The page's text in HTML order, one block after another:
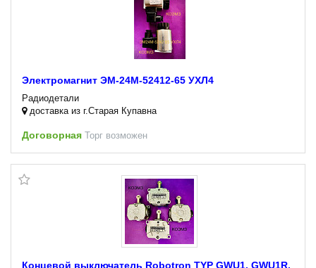
Электромагнит ЭМ-24М-52412-65 УХЛ4
Радиодетали
доставка из г.Старая Купавна
Договорная Торг возможен
Концевой выключатель Robotron TYP GWU1, GWU1R,